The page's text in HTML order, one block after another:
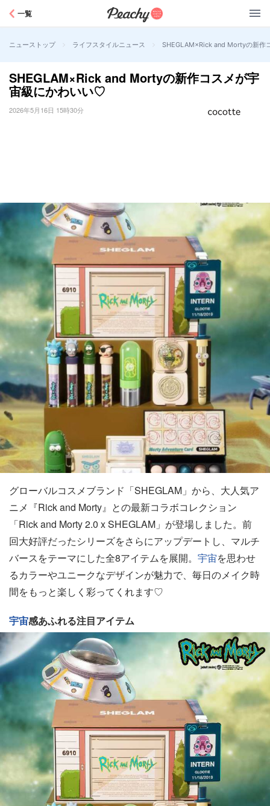
一覧
ニューストップ > ライフスタイルニュース > SHEGLAM×Rick and Mortyの新作
SHEGLAM×Rick and Mortyの新作コスメが宇
宙級にかわいい♡
2026年5月16日 15時30分
グローバルコスメブランド「SHEGLAM」から、大人気ア
ニメ『Rick and Morty』との最新コラボコレクション
「Rick and Morty 2.0 x SHEGLAM」が登場しました。前
回大好評だったシリーズをさらにアップデートし、マルチ
バースをテーマにした全8アイテムを展開。 宇宙を思わせ
るカラーやユニークなデザインが魅力で、毎日のメイク時
間をもっと楽しく彩ってくれます♡
宇宙感あふれる注目アイテム